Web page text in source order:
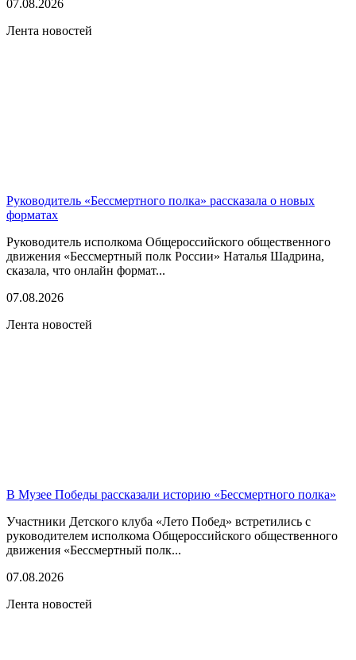
07.08.2026
Лента новостей
Руководитель «Бессмертного полка» рассказала о новых
форматах
Руководитель исполкома Общероссийского общественного
движения «Бессмертный полк России» Наталья Шадрина,
сказала, что онлайн формат...
07.08.2026
Лента новостей
В Музее Победы рассказали историю «Бессмертного полка»
Участники Детского клуба «Лето Побед» встретились с
руководителем исполкома Общероссийского общественного
движения «Бессмертный полк...
07.08.2026
Лента новостей